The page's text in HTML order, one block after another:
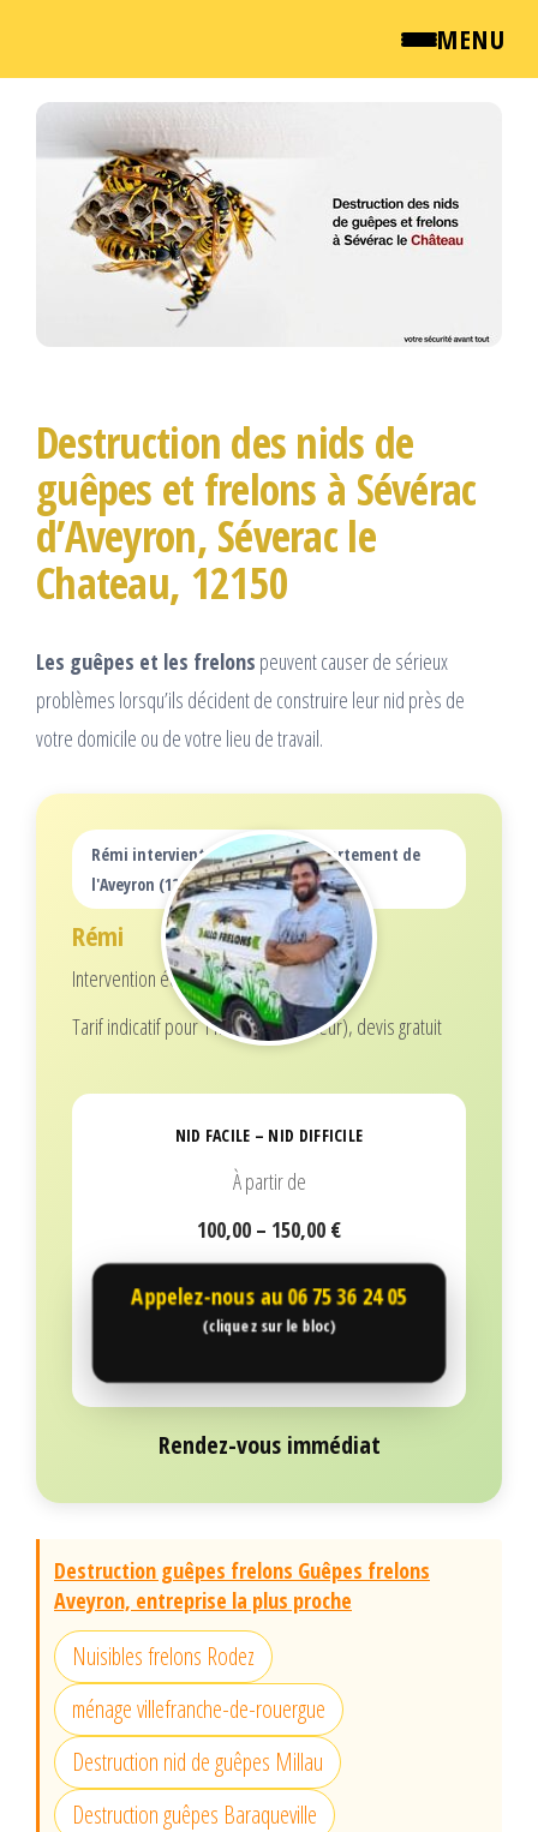
MENU
QUI SOMMES NOUS ?
NEWSROOM
TARIFS
Passer
Destruction des nids de
guêpes et frelons à Sévérac
d’Aveyron, Séverac le
Chateau, 12150
Les guêpes et les frelons peuvent causer de sérieux
problèmes lorsqu’ils décident de construire leur nid près de
votre domicile ou de votre lieu de travail.
Rémi intervient dans tout le département de
l'Aveyron (12)
Rémi
Intervention écoresponsable
Tarif indicatif pour 1 nid (selon hauteur), devis gratuit
NID FACILE – NID DIFFICILE
À partir de
100,00 – 150,00 €
Appelez-nous au 06 75 36 24 05
(cliquez sur le bloc)
Rendez-vous immédiat
Destruction guêpes frelons Guêpes frelons
Aveyron, entreprise la plus proche
Nuisibles frelons Rodez
ménage villefranche-de-rouergue
Destruction nid de guêpes Millau
Destruction guêpes Baraqueville